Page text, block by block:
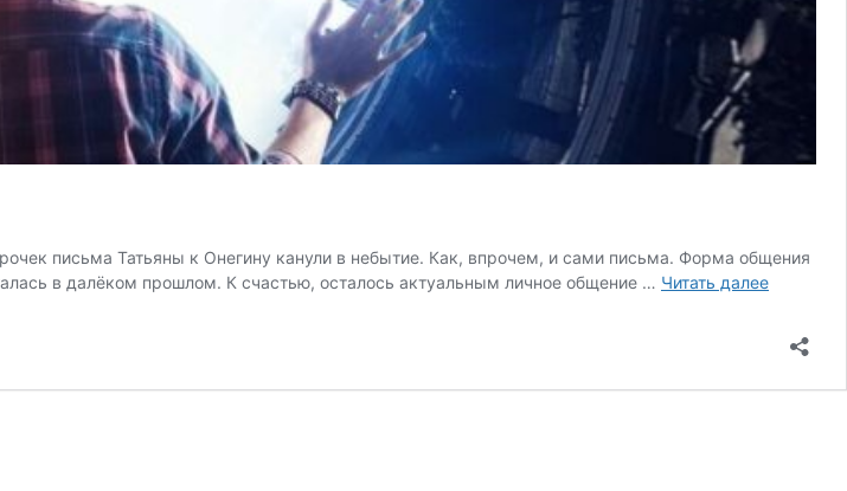
письма Татьяны к Онегину канули в небытие. Как, впрочем, и сами письма. Форма общения
в далёком прошлом. К счастью, осталось актуальным личное общение … Читать далееНовые